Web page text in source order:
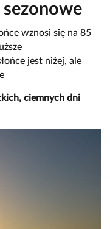
sezonowe
wznosi się na 85
jest niżej, ale
ciemnych dni